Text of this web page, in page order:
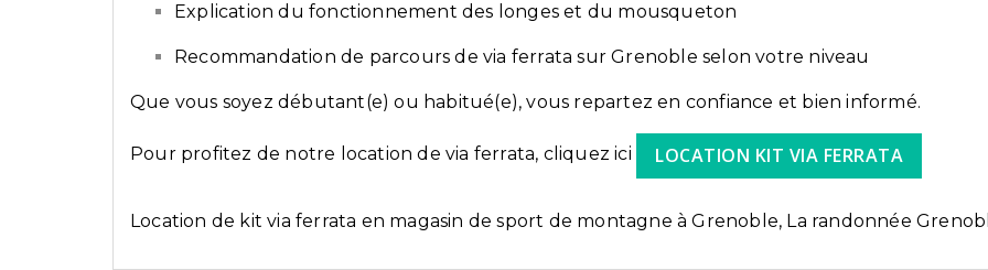
Explication du fonctionnement des longes et du mousqueton
Recommandation de parcours de via ferrata sur Grenoble selon votre niveau
Que vous soyez débutant(e) ou habitué(e), vous repartez en confiance et bien informé.
Pour profitez de notre location de via ferrata, cliquez ici LOCATION KIT VIA FERRATA
Location de kit via ferrata en magasin de sport de montagne à Grenoble, La randonnée